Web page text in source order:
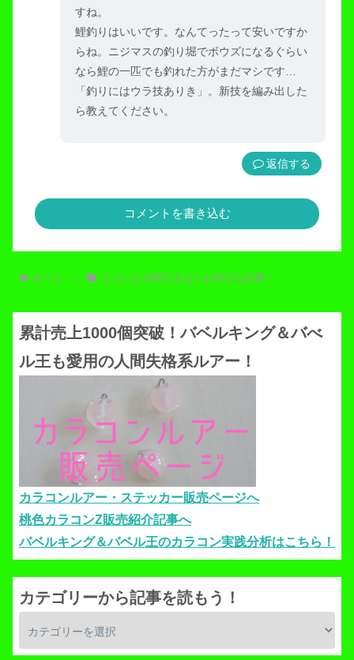
すね。
鯉釣りはいいです。なんてったって安いですか
らね。ニジマスの釣り堀でボウズになるぐらい
なら鯉の一匹でも釣れた方がまだマシです…
「釣りにはウラ技ありき」。新技を編み出した
ら教えてください。
返信
コメントを書き込む
ホーム どうにも分類できないお役立ち記事！
累計売上1000個突破！バベルキング＆バべ
ル王も愛用の人間失格系ルアー！
カラコンルアー・ステッカー販売ページへ
桃色カラコンZ販売紹介記事へ
バベルキング＆バベル王のカラコン実践分析はこちら！
カテゴリーから記事を読もう！